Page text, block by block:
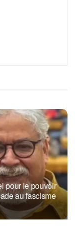
pour le pouvoir
au fascisme